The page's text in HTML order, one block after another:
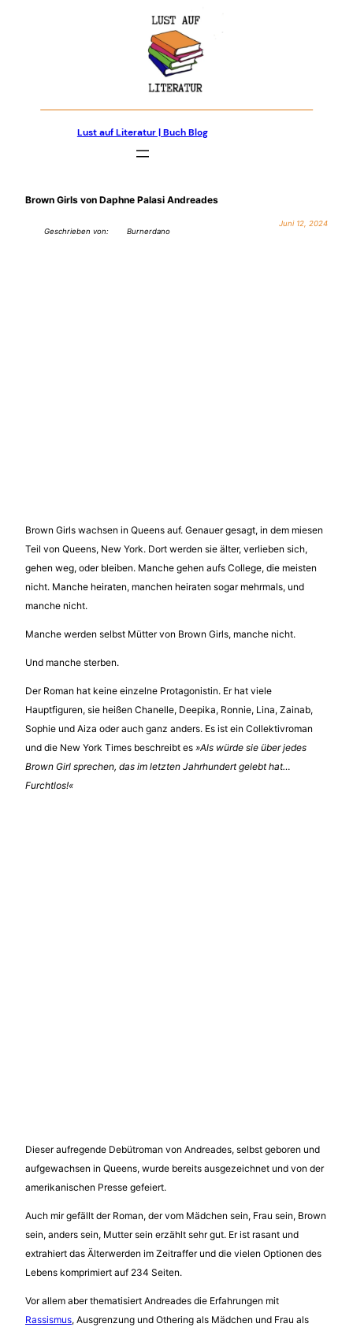
Lust auf Literatur | Buch Blog
Brown Girls von Daphne Palasi Andreades
Geschrieben von: Burnerdano
Juni 12, 2024
Brown Girls wachsen in Queens auf. Genauer gesagt, in dem miesen
Teil von Queens, New York. Dort werden sie älter, verlieben sich,
gehen weg, oder bleiben. Manche gehen aufs College, die meisten
nicht. Manche heiraten, manchen heiraten sogar mehrmals, und
manche nicht.
Manche werden selbst Mütter von Brown Girls, manche nicht.
Und manche sterben.
Der Roman hat keine einzelne Protagonistin. Er hat viele
Hauptfiguren, sie heißen Chanelle, Deepika, Ronnie, Lina, Zainab,
Sophie und Aiza oder auch ganz anders. Es ist ein Collektivroman
und die New York Times beschreibt es »Als würde sie über jedes
Brown Girl sprechen, das im letzten Jahrhundert gelebt hat…
Furchtlos!«
Dieser aufregende Debütroman von Andreades, selbst geboren und
aufgewachsen in Queens, wurde bereits ausgezeichnet und von der
amerikanischen Presse gefeiert.
Auch mir gefällt der Roman, der vom Mädchen sein, Frau sein, Brown
sein, anders sein, Mutter sein erzählt sehr gut. Er ist rasant und
extrahiert das Älterwerden im Zeitraffer und die vielen Optionen des
Lebens komprimiert auf 234 Seiten.
Vor allem aber thematisiert Andreades die Erfahrungen mit
Rassismus, Ausgrenzung und Othering als Mädchen und Frau als